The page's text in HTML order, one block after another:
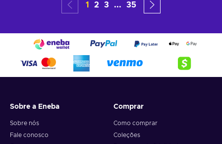
1 2 3 ... 35
Sobre a Eneba
Sobre nós
Fale conosco
Comprar
Como comprar
Coleções